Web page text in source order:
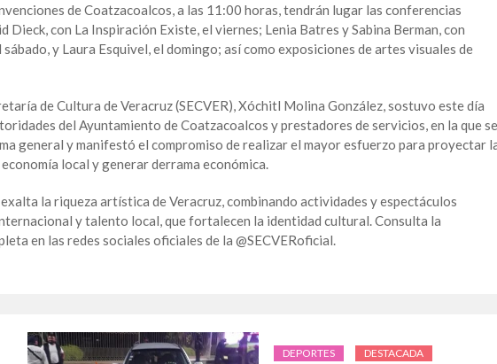
de Coatzacoalcos, a las 11:00 horas, tendrán lugar las conferencias
Dieck, con La Inspiración Existe, el viernes; Lenia Batres y Sabina Berman, con
y Laura Esquivel, el domingo; así como exposiciones de artes visuales de
de Cultura de Veracruz (SECVER), Xóchitl Molina González, sostuvo este día
del Ayuntamiento de Coatzacoalcos y prestadores de servicios, en la que se
general y manifestó el compromiso de realizar el mayor esfuerzo para proyectar
local y generar derrama económica.
la riqueza artística de Veracruz, combinando actividades y espectáculos
y talento local, que fortalecen la identidad cultural. Consulta la
en las redes sociales oficiales de la @SECVERoficial.
DEPORTES DESTACADA